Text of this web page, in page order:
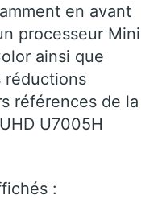
en avant
processeur Mini
ainsi que
réductions
références de la
U7005H
: